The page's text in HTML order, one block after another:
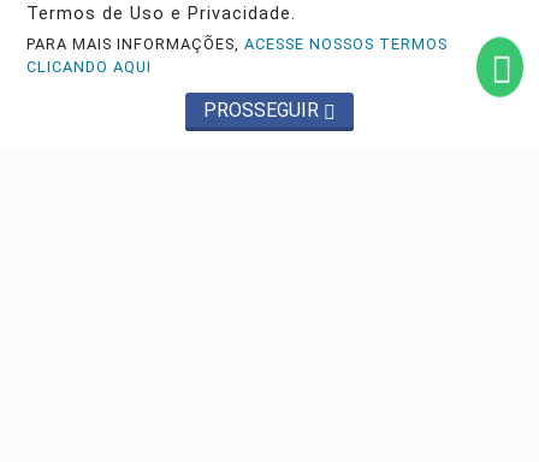
Navegue
Educação
Direitos Humanos
Termos de Uso e Privacidade.
PARA MAIS INFORMAÇÕES,ACESSE NOSSOS TERMOS
CLICANDO AQUI
PROSSEGUIR